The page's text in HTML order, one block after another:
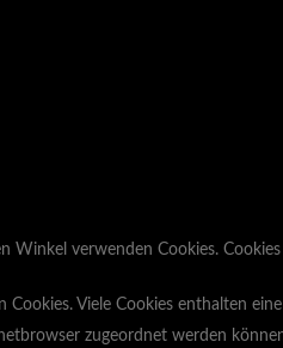
Winkel verwenden Cookies.
Viele Cookies enthalten
zugeordnet werden